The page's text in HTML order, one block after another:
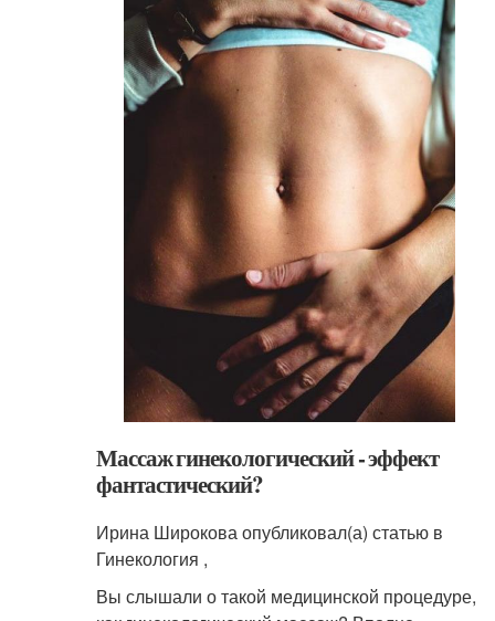
Массаж гинекологический - эффект
фантастический?
Ирина Широкова опубликовал(а) статью в
Гинекология ,
Вы слышали о такой медицинской процедуре,